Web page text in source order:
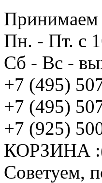
Принимаем
Пн. - Пт. с
Сб - Вс -
+7 (495)
+7 (495)
+7 (925)
КОРЗИНА
Советуем,